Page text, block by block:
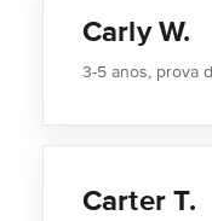
Carly W.
3-5 anos, prova
Carter T.